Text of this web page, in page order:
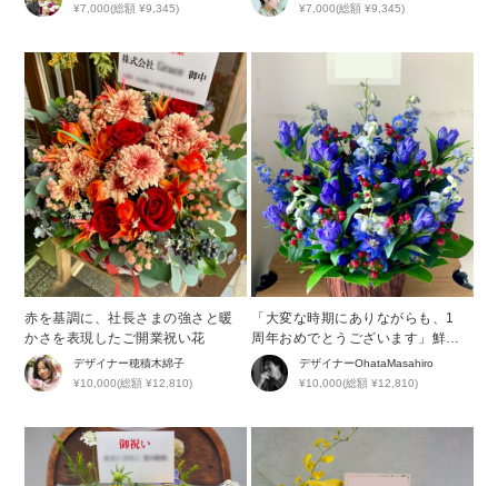
¥7,000(総額 ¥9,345)
¥7,000(総額 ¥9,345)
赤を基調に、社長さまの強さと暖
かさを表現したご開業祝い花
デザイナー穂積木綿子
¥10,000(総額 ¥12,810)
「大変な時期にありながらも、1
周年おめでとうございます」鮮や
かなブルーが印象的な周年祝い花
デザイナーOhataMasahiro
¥10,000(総額 ¥12,810)